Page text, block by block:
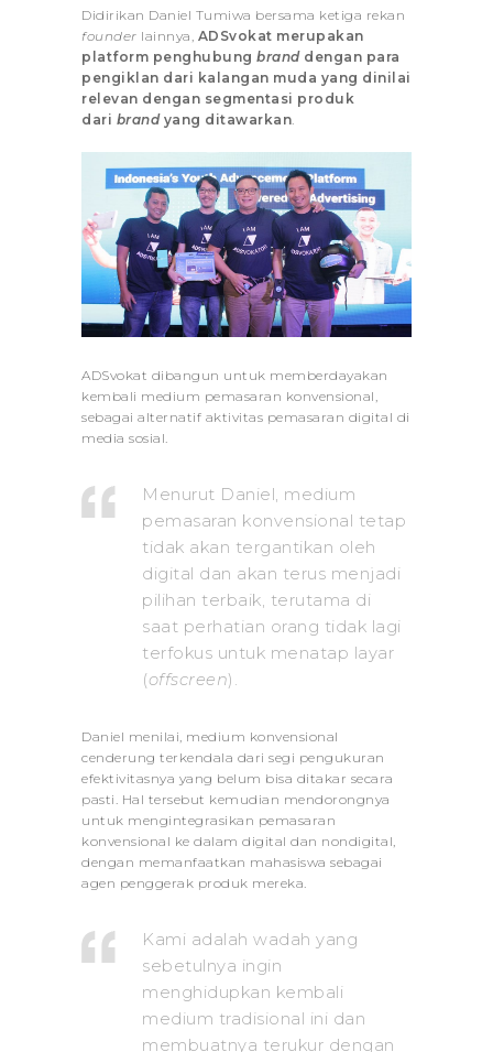
Didirikan Daniel Tumiwa bersama ketiga rekan
founder lainnya, ADSvokat merupakan
platform penghubung branddengan para
pengiklan dari kalangan muda yang dinilai
relevan dengan segmentasi produk
dari brandyang ditawarkan
ADSvokat dibangun untuk memberdayakan
kembali medium pemasaran konvensional,
sebagai alternatif aktivitas pemasaran digital di
media sosial.
Menurut Daniel, medium
pemasaran konvensional tetap
tidak akan tergantikan oleh
digital dan akan terus menjadi
pilihan terbaik, terutama di
saat perhatian orang tidak lagi
terfokus untuk menatap layar
(offscreen).
Daniel menilai, medium konvensional
cenderung terkendala dari segi pengukuran
efektivitasnya yang belum bisa ditakar secara
pasti. Hal tersebut kemudian mendorongnya
untuk mengintegrasikan pemasaran
konvensional ke dalam digital dan nondigital,
dengan memanfaatkan mahasiswa sebagai
agen penggerak produk mereka.
Kami adalah wadah yang
sebetulnya ingin
menghidupkan kembali
medium tradisional ini dan
membuatnya terukur dengan